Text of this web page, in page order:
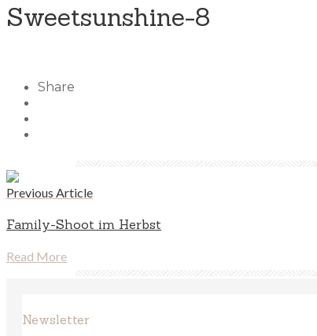
Sweetsunshine-8
Share
Previous Article
Family-Shoot im Herbst
Read More
Newsletter